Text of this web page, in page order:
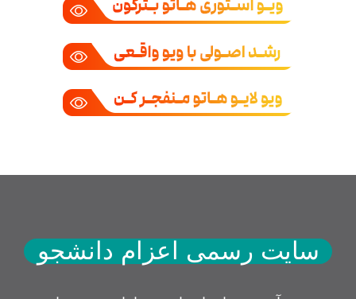
سایت رسمی اعزام دانشجو